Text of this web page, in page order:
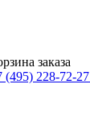
заказа
(495) 228-72-27